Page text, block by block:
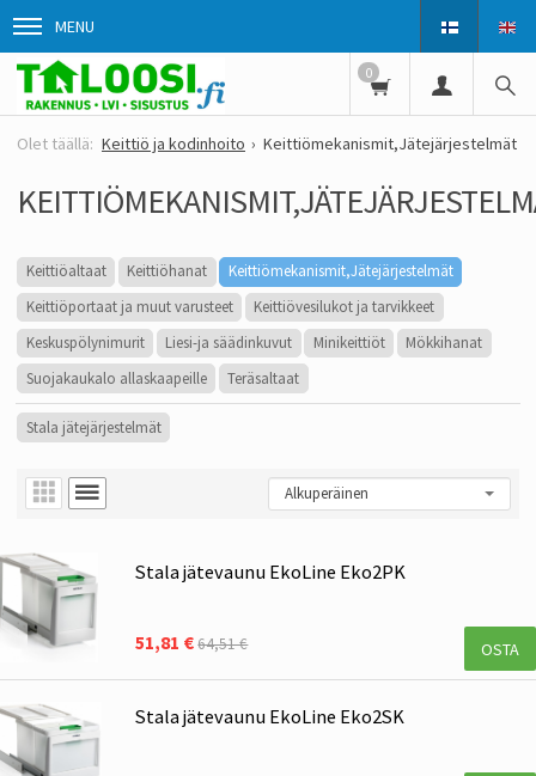
MENU
0
Keittiö ja kodinhoito Keittiömekanismit,Jätejärjestelmät
Keittiöaltaat Keittiöhanat
Keittiömekanismit,Jätejärjestelmät
Keittiöportaat ja muut varusteet
Keittiövesilukot ja tarvikkeet
Keskuspölynimurit
Liesi-ja säädinkuvut Minikeittiöt
Mökkihanat
Suojakaukalo allaskaapeille
Teräsaltaat
Stala jätejärjestelmät
Stala jätevaunu EkoLine Eko2PK
51,81 €64,51 € OSTA
Stala jätevaunu EkoLine Eko2SK